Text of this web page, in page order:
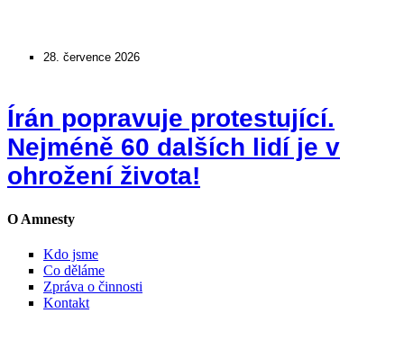
28. července 2026
Írán popravuje protestující.
Nejméně 60 dalších lidí je v
ohrožení života!
O Amnesty
Kdo jsme
Co děláme
Zpráva o činnosti
Kontakt